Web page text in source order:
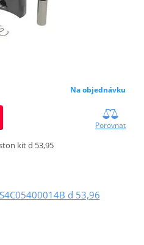
Na objednávku
Porovnat
kit d 53,95
d 53,96